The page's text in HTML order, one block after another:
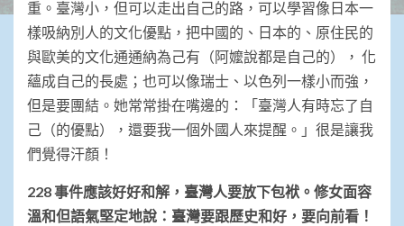
重。臺灣小，但可以走出自己的路，可以學習像日本一
樣吸納別人的文化優點，把中國的、日本的、原住民的
與歐美的文化通通納為己有（阿嬤說都是自己的）， 化
蘊成自己的長處；也可以像瑞士、以色列一樣小而強，
但是要團結。她常常掛在嘴邊的：「臺灣人有時忘了自
己（的優點），還要我一個外國人來提醒。」很是讓我
們覺得汗顏！
228 事件應該好好和解，臺灣人要放下包袱。修女面容
溫和但語氣堅定地說：臺灣要跟歷史和好，要向前看！